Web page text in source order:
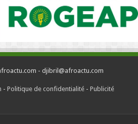
- djibril@afroactu.com
- Politique de confidentialité- Publicité